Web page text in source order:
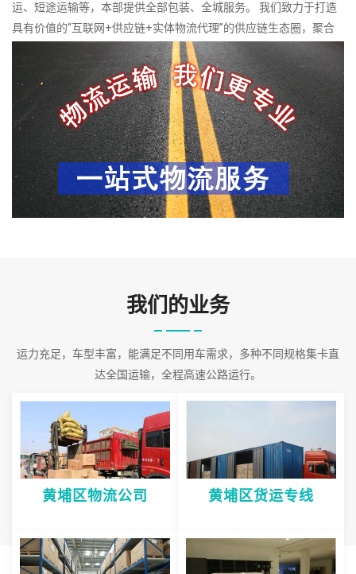
运、短途运输等，本部提供全部包装、全城服务。 我们致力于打造
具有价值的“互联网+供应链+实体物流代理”的供应链生态圈，聚合
全国中小物流企业，依托互联网技术、供应链金融及组织创新，打
通平台成员之间的业务流、信息流与资金流，推动中小物流企业的
网络化运营，规模化经营，提高集约化水平，实现集团化发展，助
力中小物流企业转型升级，围绕客户真实需求制定全方位的供应链
系统解决方案，并提供更准确、更快捷、更高效、更超值的服务。
专业从事国内各地货物运输代理服务，有着严谨完善的经营管理，
是一家供应链一体化专业型物流代理公司。公司拥有科学规范的管
理体系，为客户提供安全可靠的合作保障。对货物的接受到发货以
及货后的信息反馈，单据传递采取了严格的管理，使服务质量得到
我们的业务
运力充足，车型丰富，能满足不同用车需求，多种不同规格集卡直
达全国运输，全程高速公路运行。
黄埔区物流公司 黄埔区货运专线